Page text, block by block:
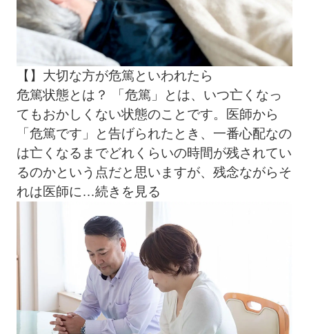
【】大切な方が危篤といわれたら
危篤状態とは？ 「危篤」とは、いつ亡くなっ
てもおかしくない状態のことです。医師から
「危篤です」と告げられたとき、一番心配なの
は亡くなるまでどれくらいの時間が残されてい
るのかという点だと思いますが、残念ながらそ
れは医師に…続きを見る